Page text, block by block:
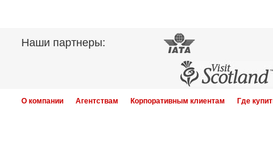
Наши партнеры:
О компании Агентствам Корпоративным клиентам Где